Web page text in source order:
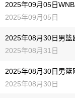
2025年09月05日
2025年09月05日
2025年08月30日男篮
2025年08月31日
2025年08月30日